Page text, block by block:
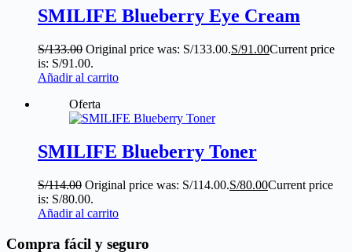
SMILIFE Blueberry Eye Cream
S/133.00 Original price was: S/133.00.S/91.00Current price
is: S/91.00.
Añadir al carrito
Oferta
SMILIFE Blueberry Toner
S/114.00 Original price was: S/114.00.S/80.00Current price
is: S/80.00.
Añadir al carrito
Compra fácil y seguro